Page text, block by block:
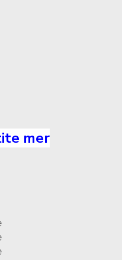
mer